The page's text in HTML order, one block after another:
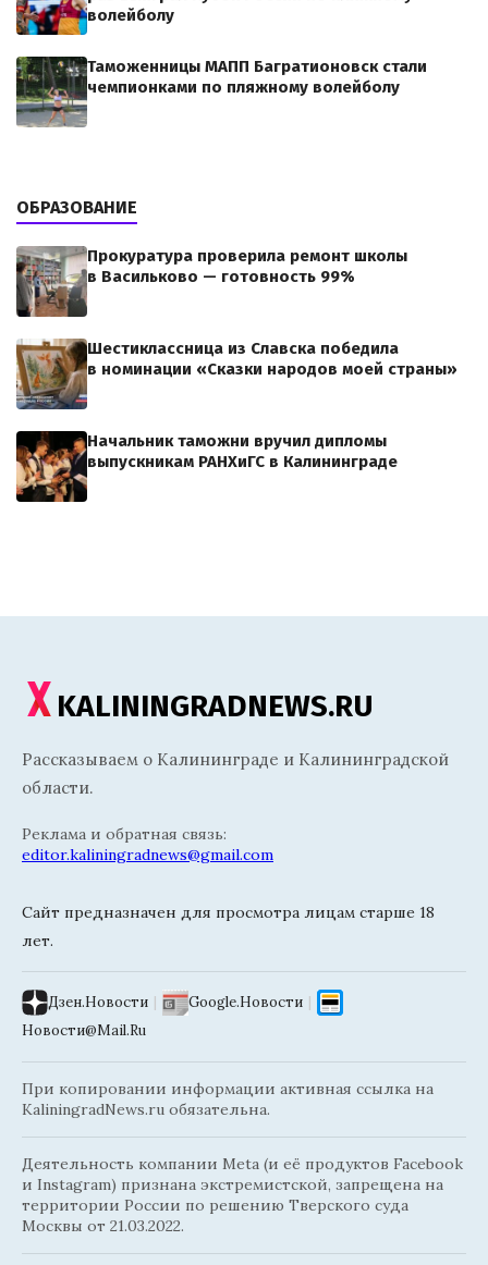
волейболу
Таможенницы МАПП Багратионовск стали
чемпионками по пляжному волейболу
ОБРАЗОВАНИЕ
Прокуратура проверила ремонт школы
в Васильково — готовность 99%
Шестиклассница из Славска победила
в номинации «Сказки народов моей страны»
Начальник таможни вручил дипломы
выпускникам РАНХиГС в Калининграде
KALININGRADNEWS.RU
Рассказываем о Калининграде и Калининградской
области.
Реклама и обратная связь:
editor.kaliningradnews@gmail.com
Сайт предназначен для просмотра лицам старше 18
лет.
Дзен.Новости | Google.Новости |
Новости@Mail.Ru
При копировании информации активная ссылка на
KaliningradNews.ru обязательна.
Деятельность компании Meta (и её продуктов Facebook
и Instagram) признана экстремистской, запрещена на
территории России по решению Тверского суда
Москвы от 21.03.2022.